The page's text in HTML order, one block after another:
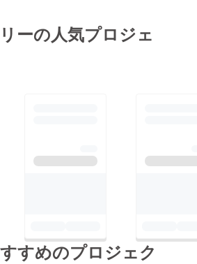
ーの人気プロジェ
すめのプロジェク